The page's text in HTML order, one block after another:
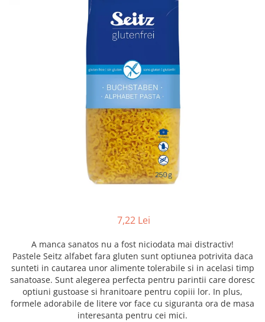
Condimente turcesti
Ghimbir murat la borcan
7,22 Lei
A manca sanatos nu a fost niciodata mai distractiv!
Pastele Seitz alfabet fara gluten sunt optiunea potrivita daca
sunteti in cautarea unor alimente tolerabile si in acelasi timp
sanatoase. Sunt alegerea perfecta pentru parintii care doresc
optiuni gustoase si hranitoare pentru copiii lor. In plus,
formele adorabile de litere vor face cu siguranta ora de masa
interesanta pentru cei mici.